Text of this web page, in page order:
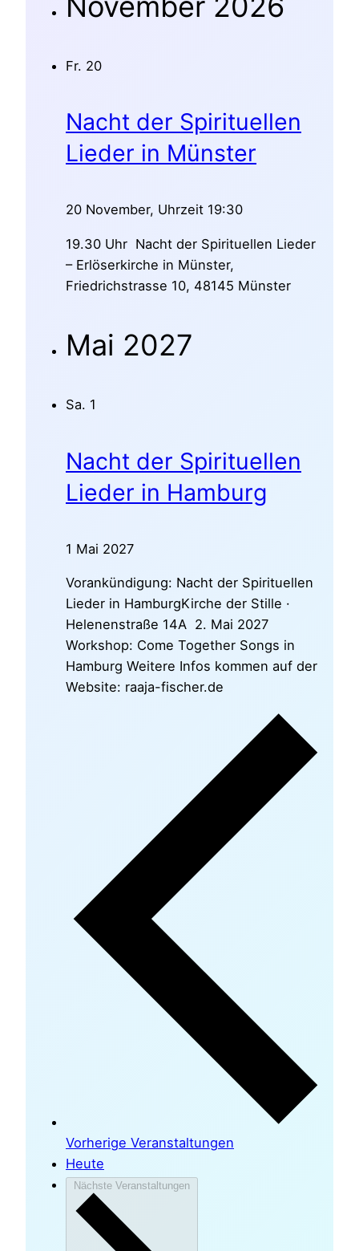
Fr. 20
Nacht der Spirituellen
Lieder in Münster
20 November, Uhrzeit 19:30
19.30 Uhr Nacht der Spirituellen Lieder
– Erlöserkirche in Münster,
Friedrichstrasse 10, 48145 Münster
Mai 2027
Sa. 1
Nacht der Spirituellen
Lieder in Hamburg
1 Mai 2027
Vorankündigung: Nacht der Spirituellen
Lieder in HamburgKirche der Stille ·
Helenenstraße 14A 2. Mai 2027
Workshop: Come Together Songs in
Hamburg Weitere Infos kommen auf der
Website: raaja-fischer.de
Vorherige Veranstaltungen
Heute
Nächste Veranstaltungen